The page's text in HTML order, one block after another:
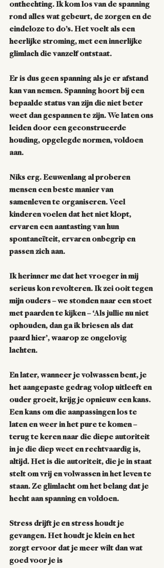
onthechting. Ik kom los van de spanning
rond alles wat gebeurt, de zorgen en de
eindeloze to do’s. Het voelt als een
heerlijke stroming, met een innerlijke
glimlach die vanzelf ontstaat.
Er is dus geen spanning als je er afstand
kan van nemen. Spanning hoort bij een
bepaalde status van zijn die niet beter
weet dan gespannen te zijn. We laten ons
leiden door een geconstrueerde
houding, opgelegde normen, voldoen
aan.
Niks erg. Eeuwenlang al proberen
mensen een beste manier van
samenleven te organiseren. Veel
kinderen voelen dat het niet klopt,
ervaren een aantasting van hun
spontaneïteit, ervaren onbegrip en
passen zich aan.
Ik herinner me dat het vroeger in mij
serieus kon revolteren. Ik zei ooit tegen
mijn ouders – we stonden naar een stoet
met paarden te kijken – ‘Als jullie nu niet
ophouden, dan ga ik briesen als dat
paard hier’, waarop ze ongelovig
lachten.
En later, wanneer je volwassen bent, je
het aangepaste gedrag volop uitleeft en
ouder groeit, krijg je opnieuw een kans.
Een kans om die aanpassingen los te
laten en weer in het pure te komen –
terug te keren naar die diepe autoriteit
in je die diep weet en rechtvaardig is,
altijd. Het is die autoriteit, die je in staat
stelt om vrij en volwassen in het leven te
staan. Ze glimlacht om het belang dat je
hecht aan spanning en voldoen.
Stress drijft je en stress houdt je
gevangen. Het houdt je klein en het
zorgt ervoor dat je meer wilt dan wat
goed voor je is